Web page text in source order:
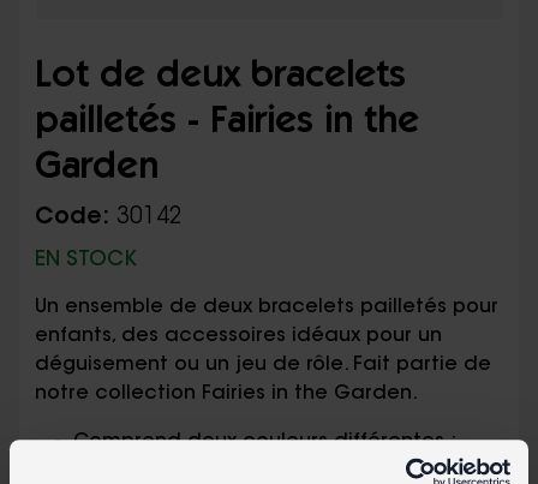
Lot de deux bracelets
pailletés - Fairies in the
Garden
Code: 30142
EN STOCK
Un ensemble de deux bracelets pailletés pour
enfants, des accessoires idéaux pour un
déguisement ou un jeu de rôle. Fait partie de
notre collection Fairies in the Garden.
Comprend deux couleurs différentes :